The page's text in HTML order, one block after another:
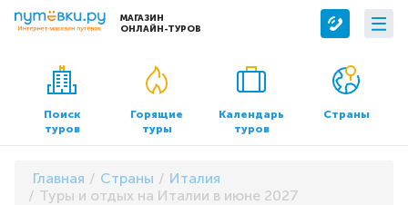
МАГАЗИН
ОНЛАЙН-ТУРОВ
Сервисы
Бронирование отелей
Трансфер
О компании
О нас
Контакты
Документы и реквизиты
Поиск
туров
Горящие
туры
Календарь
туров
Страны
Главная Страны
Италия
Туры и отдых на Италии в июне 2027